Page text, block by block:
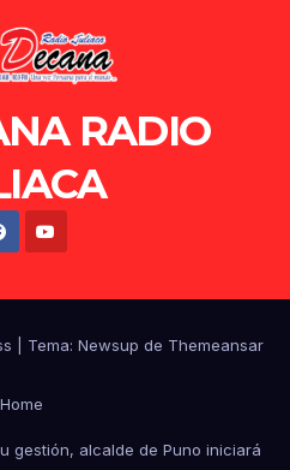
RADIO
Tema: Newsup de Themeansar
Home
gestión, alcalde de Puno iniciará